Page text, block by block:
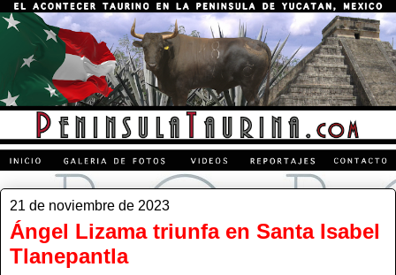
21 de noviembre de 2023
Ángel Lizama triunfa en Santa Isabel
Tlanepantla